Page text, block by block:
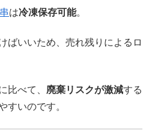
は冷凍保存可能。
ばいいため、売れ残りによるロ
比べて、 廃棄リスクが激減する
すいのです。